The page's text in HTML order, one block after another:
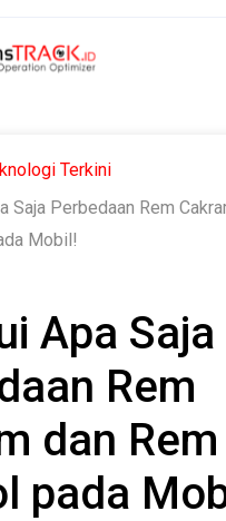
Terkini
Saja Perbedaan Rem
Mobil!
Apa Saja
Rem
dan Rem
pada